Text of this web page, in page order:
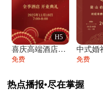
H5
喜庆高端酒店开业大吉邀请函
免费 免费
热点播报•尽在掌握